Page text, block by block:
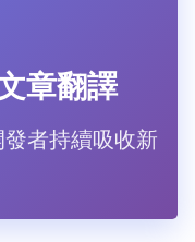
章翻譯
者持續吸收新